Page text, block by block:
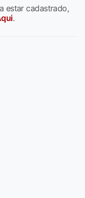
estar cadastrado,
.